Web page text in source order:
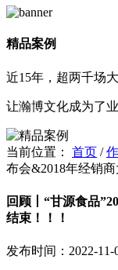
精品案例
近15年，超两千场
让瀚博文化成为了
当前位置： 首页 /
布会&2018年经销
回顾丨“甘源食品
结束！！！
发布时间：2022-11-